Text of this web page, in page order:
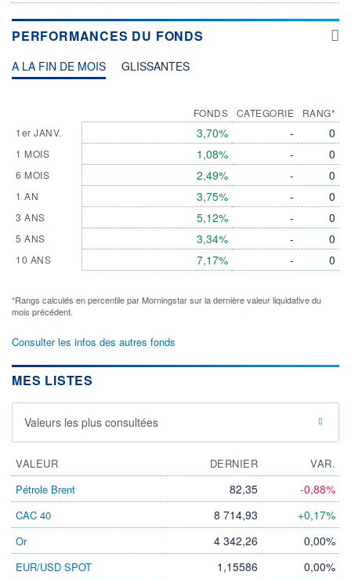
PERFORMANCES DU FONDS
A LA FIN DE MOIS GLISSANTES
1er JANV.
1 MOIS
6 MOIS
1 AN
3 ANS
5 ANS
10 ANS
FONDS
3,70%
1,08%
2,49%
3,75%
5,12%
3,34%
7,17%
CATEGORIE
-
-
-
-
-
-
-
RANG*
0
0
0
0
0
0
0
*Rangs calculés en percentile par Morningstar sur la dernière valeur liquidative du
mois précédent.
Consulter les infos des autres fonds
MES LISTES
Valeurs les plus consultées
VALEUR DERNIER
VAR.
Pétrole Brent
82,35 -0,88%
CAC 40 8 714,93 +0,17%
Or 4 342,26 0,00%
EUR/USD SPOT 1,15586 0,00%